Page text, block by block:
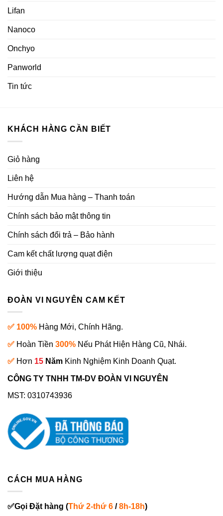
Lifan
Nanoco
Onchyo
Panworld
Tin tức
KHÁCH HÀNG CẦN BIẾT
Giỏ hàng
Liên hệ
Hướng dẫn Mua hàng – Thanh toán
Chính sách bảo mật thông tin
Chính sách đổi trả – Bảo hành
Cam kết chất lượng quạt điện
Giới thiệu
ĐOÀN VI NGUYÊN CAM KẾT
✅ 100% Hàng Mới, Chính Hãng.
✅ Hoàn Tiền 300% Nếu Phát Hiện Hàng Cũ, Nhái.
✅ Hơn 15 Năm Kinh Nghiệm Kinh Doanh Quạt.
CÔNG TY TNHH TM-DV ĐOÀN VI NGUYÊN
MST: 0310743936
CÁCH MUA HÀNG
✅Gọi Đặt hàng (Thứ 2-thứ 6 /8h-18h)